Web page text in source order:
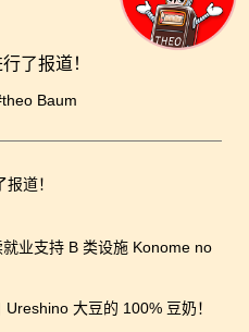
了报道！
Baum
道！
业支持 B 类设施 Konome no
大豆的 100% 豆奶！